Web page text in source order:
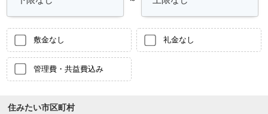
敷金なし 礼金なし
管理費・共益費込み
住みたい市区町村